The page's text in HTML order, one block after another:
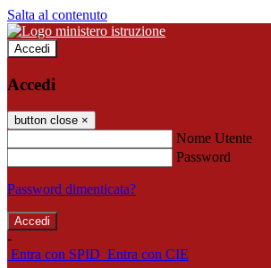
Salta al contenuto
Accedi
Accedi
button close ×
Nome Utente
Password
Password dimenticata?
-
Entra con SPID Entra con CIE